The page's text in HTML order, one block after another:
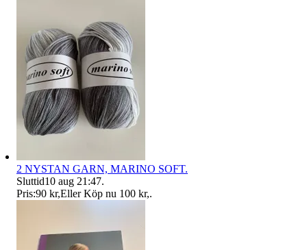
2 NYSTAN GARN, MARINO SOFT.
Sluttid10 aug 21:47.
Pris:90 kr,Eller Köp nu 100 kr,.